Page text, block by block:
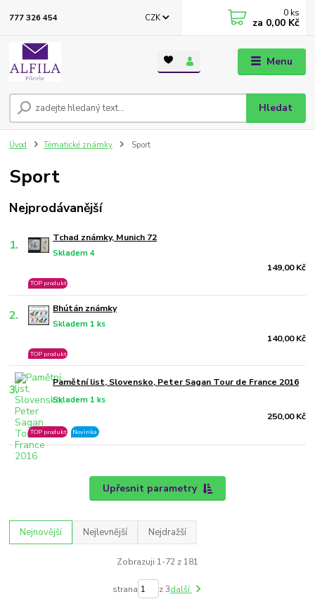
Menu
CZK
Hledat
777 326 454 0 ks
za 0,00 Kč
Úvod Tématické známky Sport
Sport
Nejprodávanější
1. Tchad známky, Munich 72
Skladem 4
TOP produkt
149,00 Kč
2. Bhútán známky
Skladem 1 ks
TOP produkt
140,00 Kč
3. Pamětní list, Slovensko, Peter Sagan Tour de France 2016
Skladem 1 ks
TOP produkt Novinka
250,00 Kč
Upřesnit parametry
Nejnovější Nejlevnější Nejdražší
Zobrazuji 1-72 z 181
strana z 3další